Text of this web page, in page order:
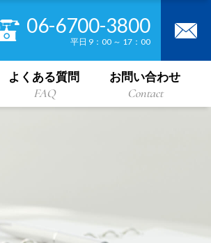
06-6700-3800
平日 9：00 ～ 17：00
よくある質問
FAQ
お問い合わせ
Contact